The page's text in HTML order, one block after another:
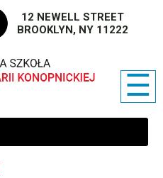
12 NEWELL STREET
BROOKLYN, NY 11222
☰